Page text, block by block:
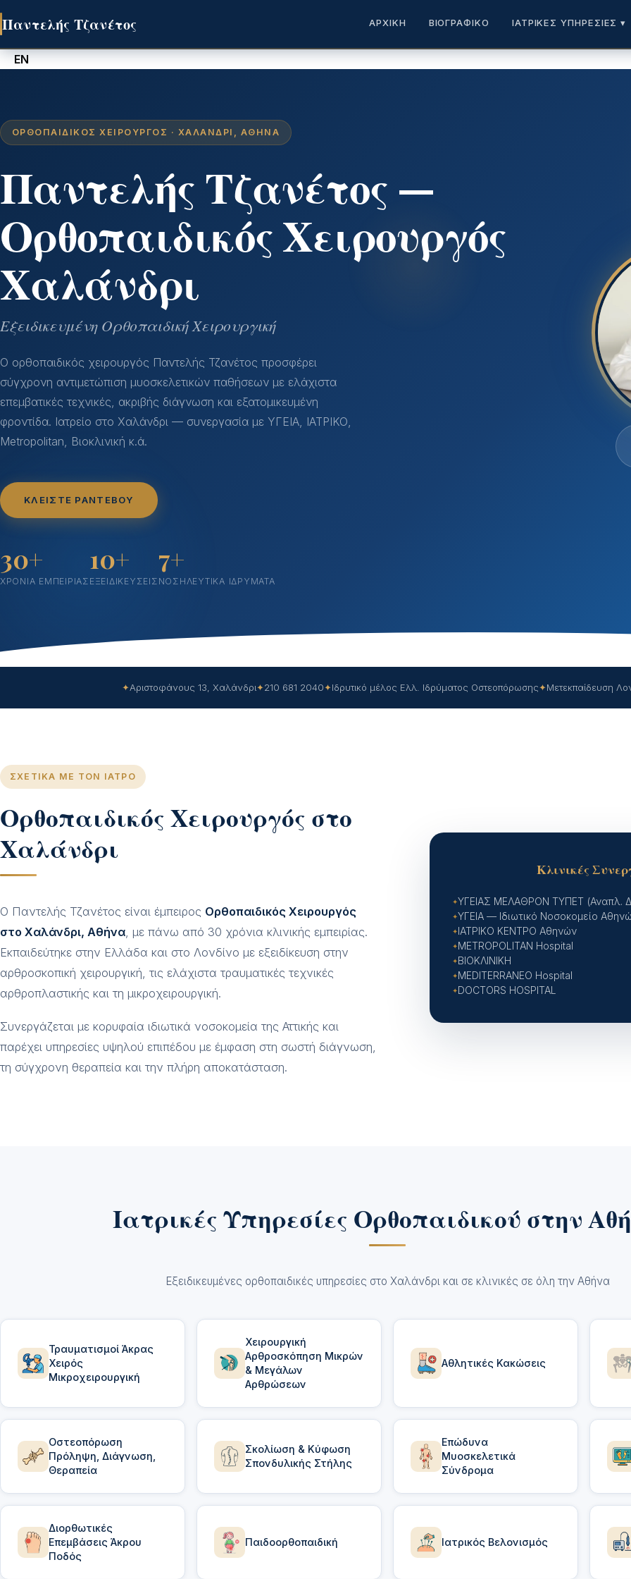
Παντελής Τζανέτος ΑΡΧΙΚΉ ΒΙΟΓΡΑΦΙΚΌ ΙΑΤΡΙΚΈΣ ΥΠΗΡΕΣΊΕΣ ▾
EN
ΟΡΘΟΠΑΙΔΙΚΌΣ ΧΕΙΡΟΥΡΓΌΣ · ΧΑΛΆΝΔΡΙ, ΑΘΉΝΑ
Παντελής Τζανέτος —
Ορθοπαιδικός Χειρουργός
Χαλάνδρι
Εξειδικευμένη Ορθοπαιδική Χειρουργική
Ο ορθοπαιδικός χειρουργός Παντελής Τζανέτος προσφέρει
σύγχρονη αντιμετώπιση μυοσκελετικών παθήσεων με ελάχιστα
επεμβατικές τεχνικές, ακριβής διάγνωση και εξατομικευμένη
φροντίδα. Ιατρείο στο Χαλάνδρι — συνεργασία με ΥΓΕΙΑ, ΙΑΤΡΙΚΟ,
Metropolitan, Βιοκλινική κ.ά.
ΚΛΕΊΣΤΕ ΡΑΝΤΕΒΟΎ
30+
ΧΡΌΝΙΑ ΕΜΠΕΙΡΊΑΣ
10+
ΕΞΕΙΔΙΚΕΎΣΕΙΣ
7+
ΝΟΣΗΛΕΥΤΙΚΆ ΙΔΡΎΜΑΤΑ
✦Αριστοφάνους 13, Χαλάνδρι✦210 681 2040✦Ιδρυτικό μέλος Ελλ. Ιδρύματος Οστεοπόρωσης✦Μετεκπαίδευση
ΣΧΕΤΙΚΆ ΜΕ ΤΟΝ ΙΑΤΡΌ
Ορθοπαιδικός Χειρουργός στο
Χαλάνδρι
Ο Παντελής Τζανέτος είναι έμπειρος Ορθοπαιδικός Χειρουργός
στο Χαλάνδρι, Αθήνα, με πάνω από 30 χρόνια κλινικής εμπειρίας.
Εκπαιδεύτηκε στην Ελλάδα και στο Λονδίνο με εξειδίκευση στην
αρθροσκοπική χειρουργική, τις ελάχιστα τραυματικές τεχνικές
αρθροπλαστικής και τη μικροχειρουργική.
Συνεργάζεται με κορυφαία ιδιωτικά νοσοκομεία της Αττικής και
παρέχει υπηρεσίες υψηλού επιπέδου με έμφαση στη σωστή διάγνωση,
τη σύγχρονη θεραπεία και την πλήρη αποκατάσταση.
Κλινικές
ΥΓΕΙΑΣ ΜΕΛΑΘΡΟΝ ΤΥΠΕΤ (Αναπλ.
ΥΓΕΙΑ — Ιδιωτικό Νοσοκομείο
ΙΑΤΡΙΚΟ ΚΕΝΤΡΟ Αθηνών
METROPOLITAN Hospital
ΒΙΟΚΛΙΝΙΚΗ
MEDITERRANEO Hospital
DOCTORS HOSPITAL
Ιατρικές Υπηρεσίες Ορθοπαιδικού στην
Εξειδικευμένες ορθοπαιδικές υπηρεσίες στο Χαλάνδρι και σε κλινικές σε όλη την Αθήνα
Τραυματισμοί Άκρας
Χειρός
Μικροχειρουργική
Χειρουργική
Αρθροσκόπηση Μικρών
& Μεγάλων
Αρθρώσεων
Αθλητικές Κακώσεις
Οστεοπόρωση
Πρόληψη, Διάγνωση,
Θεραπεία
Σκολίωση & Κύφωση
Σπονδυλικής Στήλης
Επώδυνα
Μυοσκελετικά
Σύνδρομα
Διορθωτικές
Επεμβάσεις Άκρου
Ποδός
Παιδοορθοπαιδική Ιατρικός Βελονισμός